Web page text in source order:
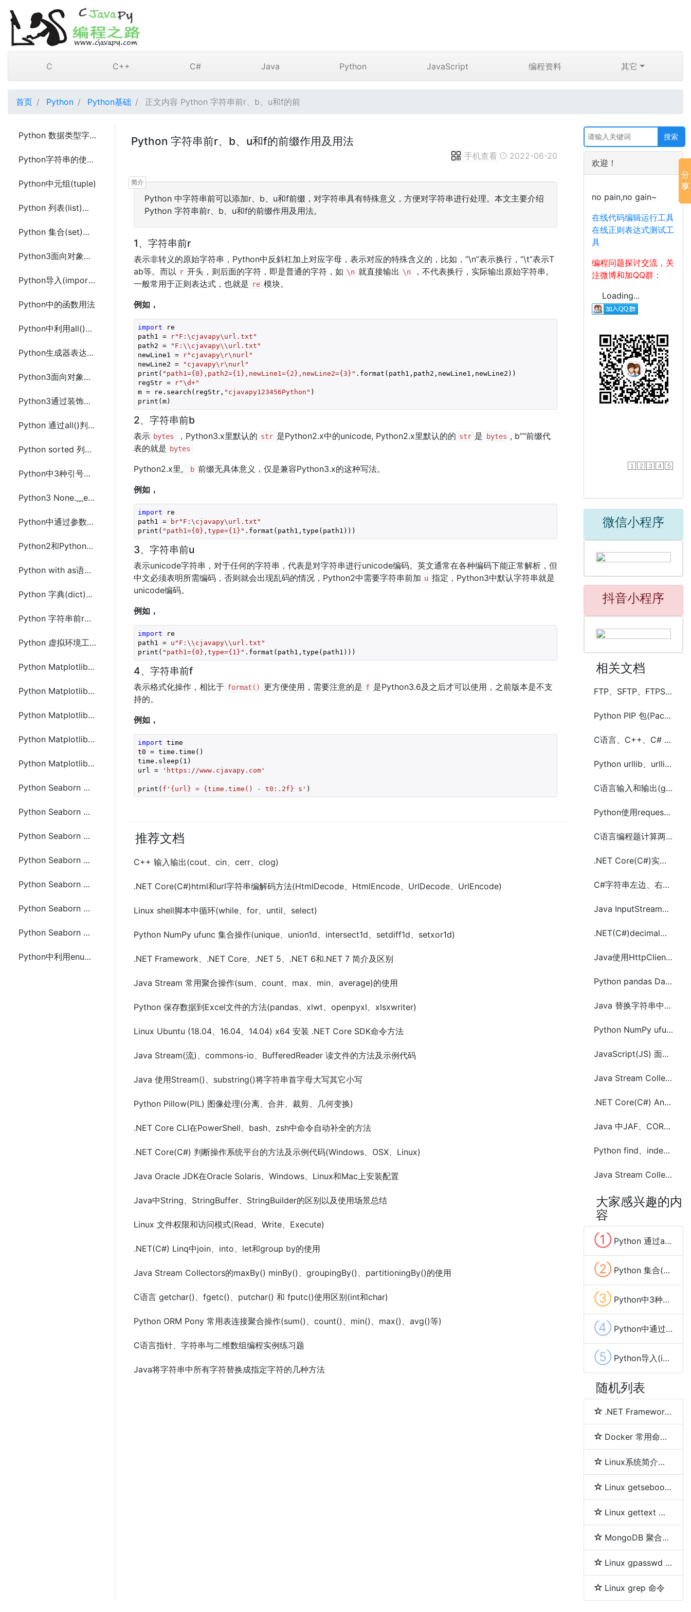
C C++ C# Java Python JavaScript 编程资料 其它
首页 Python Python基础 正文内容 Python 字符串前r、b、u和f的前
Python 数据类型字典(Dictionary)
Python字符串的使用和相关函数方法
Python中元组(tuple)
Python 列表(list)的常用操作方法
Python 集合(set)常用操作方法
Python3面向对象相关知识
Python导入(import)模块的方法
Python中的函数用法
Python中利用all()来优化减少判断的代码
Python生成器表达式和生成器(yield)用法总结
Python3面向对象中property用法
Python3通过装饰器来创建property
Python 通过all()判断列表(list)中所有元素是否都包含某个字符串(string)
Python sorted 列表排序以及指定开头结尾元素
Python中3种引号的作用与区别
Python3 None.__eq__("a")值为True的情况
Python中通过参数动态创建扩展类(class)
Python2和Python3提交GET和POST请求及异常处理(try except)
Python with as语句中调用构造函数不同写法的总结
Python 字典(dict)浅拷贝(copy())与深拷贝(deepcopy())
Python 字符串前r、b、u和f的前缀作用及用法
Python 虚拟环境工具及使用总结
Python Matplotlib 实现基础绘图
Python Matplotlib 绘图辅助功能
Python Matplotlib 同一坐标系下绘制多个图像
Python Matplotlib 多个坐标系下绘制多个图像
Python Matplotlib 常见图形绘制
Python Seaborn 绘制单变量分布图形
Python Seaborn 绘制双变量分布图形
Python Seaborn 类别散点图的绘制
Python Seaborn 类别内的数据分布和统计估计
Python Seaborn 数据相关性基本分析
Python Seaborn 基本数据排名分析
Python Seaborn 衍生变量的可视化
Python中利用enumerate()精简循环中的索引和元素访问
Python 字符串前r、b、u和f的前缀作用及用法
手机查看 2022-06-20
Python 中字符串前可以添加r、b、u和f前缀，对字符串具有特殊意义，方便对字符串进行处理。本文主要介绍
Python 字符串前r、b、u和f的前缀作用及用法。
1、字符串前r
表示非转义的原始字符串，Python中反斜杠加上对应字母，表示对应的特殊含义的，比如，”\n”表示换行，”\t”表示T
ab等。而以 r 开头，则后面的字符，即是普通的字符，如 \n 就直接输出 \n
，不代表换行，实际输出原始字符串。
一般常用于正则表达式，也就是 re 模块。
例如，
import re
path1 =
r"F:\cjavapy\url.txt"
path2 =
"F:\\cjavapy\\url.txt"
newLine1 =
r"cjavapy\r\nurl"
newLine2 =
"cjavapy\r\nurl"
print( "path1={0},path2={1},newLine1={2},newLine2={3}" .format(path1,path2,newLine1,newLine2))
regStr =
r"\d+"
m = re.search(regStr, "cjavapy123456Python" )
print(m)
2、字符串前b
表示 bytes ，Python3.x里默认的 str 是Python2.x中的unicode, Python2.x里默认的的 str 是 bytes , b”“前缀代
表的就是 bytes
Python2.x里, b 前缀无具体意义，仅是兼容Python3.x的这种写法。
例如，
import re
path1 =
br"F:\cjavapy\url.txt"
print( "path1={0},type={1}" .format(path1,type(path1)))
3、字符串前u
表示unicode字符串，对于任何的字符串，代表是对字符串进行unicode编码。英文通常在各种编码下能正常解析，但
中文必须表明所需编码，否则就会出现乱码的情况，Python2中需要字符串前加 u 指定，Python3中默认字符串就是
unicode编码。
例如，
import re
path1 = u"F:\\cjavapy\\url.txt"
print( "path1={0},type={1}" .format(path1,type(path1)))
4、字符串前f
表示格式化操作，相比于 format() 更方便使用，需要注意的是 f 是Python3.6及之后才可以使用，之前版本是不支
持的。
例如，
import time
t0 = time.time()
time.sleep( 1 )
url =
'https://www.cjavapy.com'
print( f' {url} = {time.time() - t0: .2f} s' )
推荐文档
C++ 输入输出(cout、cin、cerr、clog)
.NET Core(C#)html和url字符串编解码方法(HtmlDecode、HtmlEncode、UrlDecode、UrlEncode)
Linux shell脚本中循环(while、for、until、select)
Python NumPy ufunc 集合操作(unique、union1d、intersect1d、setdiff1d、setxor1d)
.NET Framework、.NET Core、.NET 5、.NET 6和.NET 7 简介及区别
Java Stream 常用聚合操作(sum、count、max、min、average)的使用
Python 保存数据到Excel文件的方法(pandas、xlwt、openpyxl、xlsxwriter)
Linux Ubuntu (18.04、16.04、14.04) x64 安装 .NET Core SDK命令方法
Java Stream(流)、commons-io、BufferedReader 读文件的方法及示例代码
Java 使用Stream()、substring()将字符串首字母大写其它小写
Python Pillow(PIL) 图像处理(分离、合并、裁剪、几何变换)
.NET Core CLI在PowerShell、bash、zsh中命令自动补全的方法
.NET Core(C#) 判断操作系统平台的方法及示例代码(Windows、OSX、Linux)
Java Oracle JDK在Oracle Solaris、Windows、Linux和Mac上安装配置
Java中String、StringBuffer、StringBuilder的区别以及使用场景总结
Linux 文件权限和访问模式(Read、Write、Execute)
.NET(C#) Linq中join、into、let和group by的使用
Java Stream Collectors的maxBy() minBy()、groupingBy()、partitioningBy()的使用
C语言 getchar()、fgetc()、putchar() 和 fputc()使用区别(int和char)
Python ORM Pony 常用表连接聚合操作(sum()、count()、min()、max()、avg()等)
C语言指针、字符串与二维数组编程实例练习题
Java将字符串中所有字符替换成指定字符的几种方法
欢迎！
no pain,no gain~
在线代码编辑运行工具
在线正则表达式测试工
具
编程问题探讨交流，关
注微博和加QQ群：
Loading...
1 2 3 4 5
微信小程序
抖音小程序
相关文档
FTP、SFTP、FTPS、SSL和TLS 的区别及使用场景
Python PIP 包(Package)查找、下载、安装、卸载
C语言、C++、C# 、JAVA和Python 新手选择及相关资料分享
Python urllib、urllib2、urllib3、requests 区别及使用
C语言输入和输出(getchar() 、 putchar() 、gets() 、 puts()、scanf() 、printf())
Python使用requests、urllib2、httplib2、http.client执行Get和Post请求
C语言编程题计算两个数的和、差、积、商
.NET Core(C#)实现定时任务的三种方法(Timer、Quartz.NET、sleep和Task)
C#字符串左边、右边或两边补齐字符的方法(PadLeft/PadRight)
Java InputStream、字节数组byte[]与Base64字符串相互转换工具类
.NET(C#)decimal、float 、double数据类型的使用及区别
Java使用HttpClient、HttpURLConnection、Request执行Get和Post请求
Python pandas DataFrame 常用操作(新增、删除、修改和查询)
Java 替换字符串中除指定特殊子字符串外的所有字符的方法
Python NumPy ufunc 双曲函数(sinh、cosh、arctanh)
JavaScript(JS) 面向对象(封装、继承、多态)
Java Stream Collectors的toList()、toSet()、toCollection()和toMap()的使用
.NET Core(C#) AngleSharp 解析百度和谷歌搜索结果html(链接、标题、描述)
Java 中JAF、CORBA、JTA、JAXB、JAX-WS使用Maven的pom.xml文件配置
Python find、index和re.search查找包含字符串不区分大小的方法
Java Stream Collectors的summarizingInt()、averagingInt()、summingInt()的使用
大家感兴趣的内
容
① Python 通过all()判断列表(list)中所有元素是否都包含某个字符串(string)
② Python 集合(set)常用操作方法
③ Python中3种引号的作用与区别
④ Python中通过参数动态创建扩展类(class)
⑤ Python导入(import)模块的方法
随机列表
.NET Framework、.NET Core、.NET 5、.NET 6和.NET 7 简介及区别
Docker 常用命令详解
Linux系统简介及各发行版之间区别
Linux getsebool 命令
Linux gettext 命令
MongoDB 聚合分组等及删除重复数据的方法
Linux gpasswd 命令
Linux grep 命令